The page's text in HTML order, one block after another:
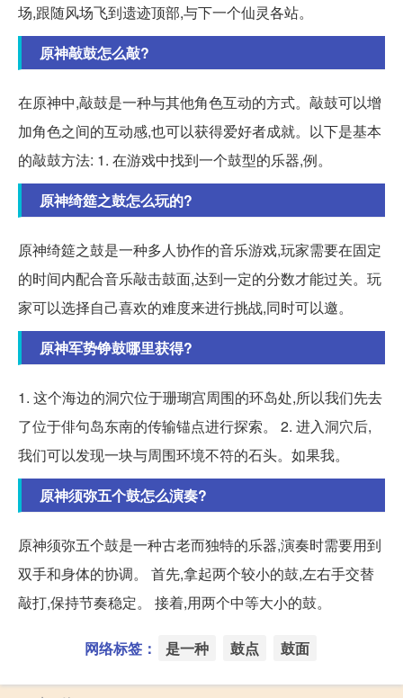
场,跟随风场飞到遗迹顶部,与下一个仙灵各站。
原神敲鼓怎么敲?
在原神中,敲鼓是一种与其他角色互动的方式。敲鼓可以增
加角色之间的互动感,也可以获得爱好者成就。以下是基本
的敲鼓方法: 1. 在游戏中找到一个鼓型的乐器,例。
原神绮筵之鼓怎么玩的?
原神绮筵之鼓是一种多人协作的音乐游戏,玩家需要在固定
的时间内配合音乐敲击鼓面,达到一定的分数才能过关。玩
家可以选择自己喜欢的难度来进行挑战,同时可以邀。
原神军势铮鼓哪里获得?
1. 这个海边的洞穴位于珊瑚宫周围的环岛处,所以我们先去
了位于俳句岛东南的传输锚点进行探索。 2. 进入洞穴后,
我们可以发现一块与周围环境不符的石头。如果我。
原神须弥五个鼓怎么演奏?
原神须弥五个鼓是一种古老而独特的乐器,演奏时需要用到
双手和身体的协调。 首先,拿起两个较小的鼓,左右手交替
敲打,保持节奏稳定。 接着,用两个中等大小的鼓。
网络标签： 是一种 鼓点 鼓面